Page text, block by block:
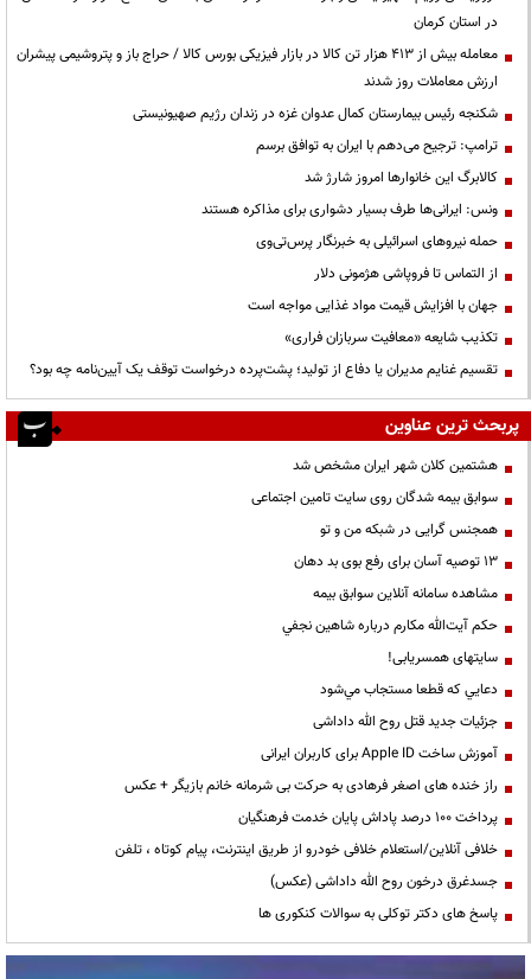
در استان کرمان
معامله بیش از ۴۱۳ هزار تن کالا در بازار فیزیکی بورس کالا / حراج باز و پتروشیمی پیشران
ارزش معاملات روز شدند
شکنجه رئیس بیمارستان کمال عدوان غزه در زندان رژیم صهیونیستی
ترامپ: ترجیح می‌دهم با ایران به توافق برسم
کالابرگ این خانوارها امروز شارژ شد
ونس: ایرانی‌ها طرف بسیار دشواری برای مذاکره هستند
حمله نیروهای اسرائیلی به خبرنگار پرس‌تی‌وی
از التماس تا فروپاشی هژمونی دلار
جهان با افزایش قیمت مواد غذایی مواجه است
تکذیب شایعه «معافیت سربازان فراری»
تقسیم غنایم مدیران یا دفاع از تولید؛ پشت‌پرده درخواست توقف یک آیین‌نامه چه بود؟
پربحث ترین عناوین
هشتمین کلان شهر ایران مشخص شد
سوابق بیمه شدگان روی سایت تامین اجتماعی
همجنس گرایی در شبکه من و تو
13 توصیه آسان برای رفع بوی بد دهان
مشاهده سامانه آنلاين سوابق بیمه
حكم آيت‌الله مكارم درباره شاهين نجفي
سایتهای همسریابی!
دعايي كه قطعا مستجاب مي‌شود
جزئیات جدید قتل روح الله داداشی
آموزش ساخت Apple ID برای کاربران ایرانی
راز خنده های اصغر فرهادی به حرکت بی شرمانه خانم بازیگر + عکس
پرداخت ۱۰۰ درصد پاداش پایان خدمت فرهنگیان
خلافی آنلاین/استعلام خلافی خودرو از طریق اینترنت، پیام کوتاه ، تلفن
جسدغرق درخون روح الله داداشی (عکس)
پاسخ های دکتر توکلی به سوالات کنکوری ها